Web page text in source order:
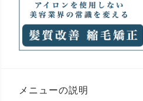
メニューの説明